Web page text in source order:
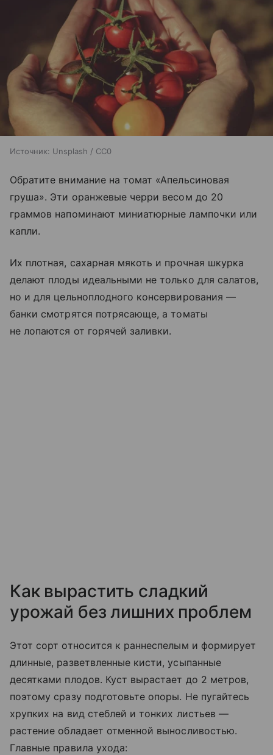
Источник: Unsplash / CC0
Обратите внимание на томат «Апельсиновая
груша». Эти оранжевые черри весом до 20
граммов напоминают миниатюрные лампочки или
капли.
Их плотная, сахарная мякоть и прочная шкурка
делают плоды идеальными не только для салатов,
но и для цельноплодного консервирования —
банки смотрятся потрясающе, а томаты
не лопаются от горячей заливки.
Как вырастить сладкий
урожай без лишних проблем
Этот сорт относится к раннеспелым и формирует
длинные, разветвленные кисти, усыпанные
десятками плодов. Куст вырастает до 2 метров,
поэтому сразу подготовьте опоры. Не пугайтесь
хрупких на вид стеблей и тонких листьев —
растение обладает отменной выносливостью.
Главные правила ухода: